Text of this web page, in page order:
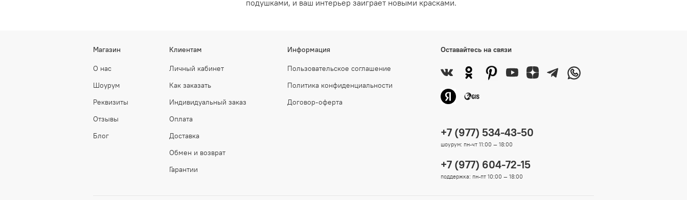
подушками, и ваш интерьер заиграет новыми красками.
Магазин
О нас
Шоурум
Реквизиты
Отзывы
Блог
Клиентам
Личный кабинет
Как заказать
Индивидуальный заказ
Оплата
Доставка
Обмен и возврат
Гарантии
Информация
Пользовательское соглашение
Политика конфиденциальности
Договор-оферта
Оставайтесь на связи
+7 (977) 534-43-50
шоурум: пн-чт 11:00 — 18:00
+7 (977) 604-72-15
поддержка: пн-пт 10:00 — 18:00